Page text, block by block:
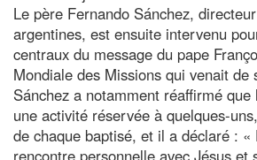
Le père Fernando Sánchez,
argentines, est ensuite intervenu
centraux du message du pape
Mondiale des Missions qui venait de
Sánchez a notamment réaffirmé
une activité réservée à quelques-
de chaque baptisé, et il a déclaré :
rencontre personnelle avec Jésus et